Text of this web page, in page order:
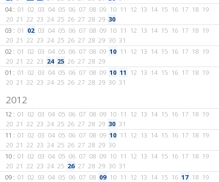
04 : 01 02 03 04 05 06 07 08 09 10 11 12 13 14 15 16 17 18 19
20 21 22 23 24 25 26 27 28 29 30
03 : 01 02 03 04 05 06 07 08 09 10 11 12 13 14 15 16 17 18 19
20 21 22 23 24 25 26 27 28 29 30 31
02 : 01 02 03 04 05 06 07 08 09 10 11 12 13 14 15 16 17 18 19
20 21 22 23 24 25 26 27 28 29
01 : 01 02 03 04 05 06 07 08 09 10 11 12 13 14 15 16 17 18 19
20 21 22 23 24 25 26 27 28 29 30 31
2012
12 : 01 02 03 04 05 06 07 08 09 10 11 12 13 14 15 16 17 18 19
20 21 22 23 24 25 26 27 28 29 30 31
11 : 01 02 03 04 05 06 07 08 09 10 11 12 13 14 15 16 17 18 19
20 21 22 23 24 25 26 27 28 29 30
10 : 01 02 03 04 05 06 07 08 09 10 11 12 13 14 15 16 17 18 19
20 21 22 23 24 25 26 27 28 29 30 31
09 : 01 02 03 04 05 06 07 08 09 10 11 12 13 14 15 16 17 18 19